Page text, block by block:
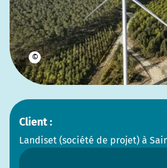
©
Client :
Landiset (société de projet) à